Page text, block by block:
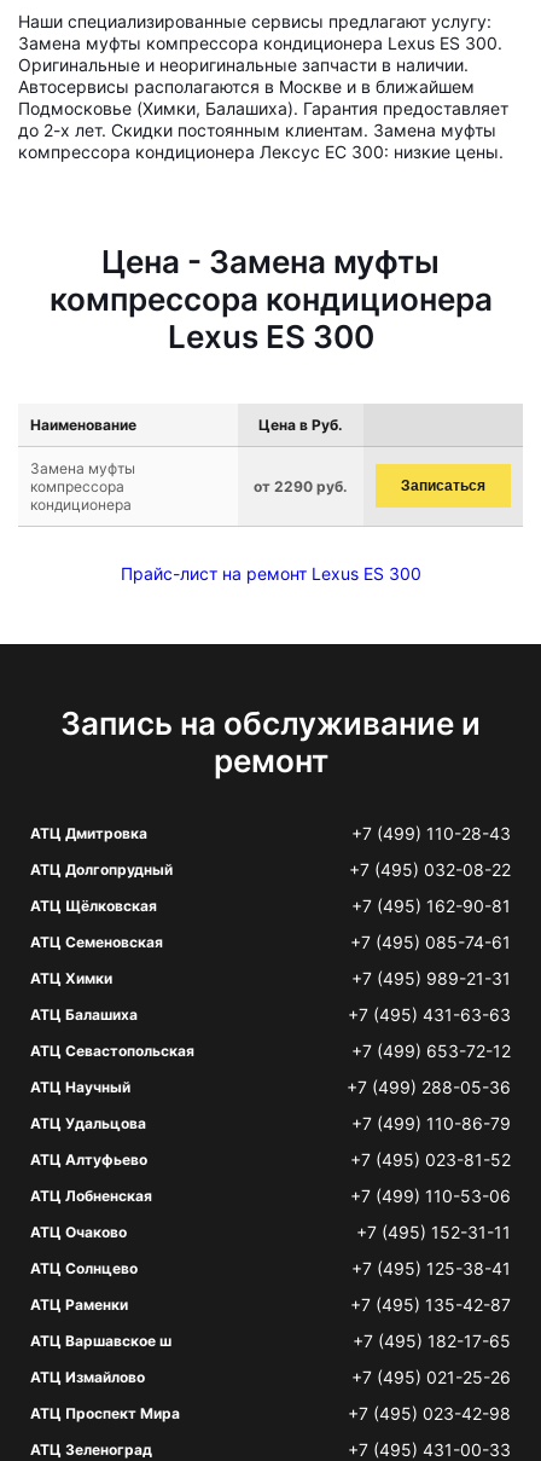
Наши специализированные сервисы предлагают услугу:
Замена муфты компрессора кондиционера Lexus ES 300.
Оригинальные и неоригинальные запчасти в наличии.
Автосервисы располагаются в Москве и в ближайшем
Подмосковье (Химки, Балашиха). Гарантия предоставляет
до 2-х лет. Скидки постоянным клиентам. Замена муфты
компрессора кондиционера Лексус ЕС 300: низкие цены.
Цена - Замена муфты
компрессора кондиционера
Lexus ES 300
Наименование Цена в Руб.
Замена муфты
компрессора
кондиционера
от 2290 руб. Записаться
Прайс-лист на ремонт Lexus ES 300
Запись на обслуживание и
ремонт
АТЦ Дмитровка +7 (499) 110-28-43
АТЦ Долгопрудный +7 (495) 032-08-22
АТЦ Щёлковская +7 (495) 162-90-81
АТЦ Семеновская +7 (495) 085-74-61
АТЦ Химки +7 (495) 989-21-31
АТЦ Балашиха +7 (495) 431-63-63
АТЦ Севастопольская +7 (499) 653-72-12
АТЦ Научный +7 (499) 288-05-36
АТЦ Удальцова +7 (499) 110-86-79
АТЦ Алтуфьево +7 (495) 023-81-52
АТЦ Лобненская +7 (499) 110-53-06
АТЦ Очаково +7 (495) 152-31-11
АТЦ Солнцево +7 (495) 125-38-41
АТЦ Раменки +7 (495) 135-42-87
АТЦ Варшавское ш +7 (495) 182-17-65
АТЦ Измайлово +7 (495) 021-25-26
АТЦ Проспект Мира +7 (495) 023-42-98
АТЦ Зеленоград +7 (495) 431-00-33